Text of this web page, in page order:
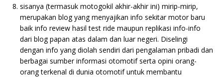
sisanya (termasuk motogokil akhir-akhir ini) mirip-mirip,
merupakan blog yang menyajikan info sekitar motor baru
baik info review hasil test ride maupun replikasi info-info
dari blog papan atas dalam dan luar negeri. Diselingi
dengan info yang diolah sendiri dari pengalaman pribadi dan
berbagai sumber informasi otomotif serta opini orang-
orang terkenal di dunia otomotif untuk membantu